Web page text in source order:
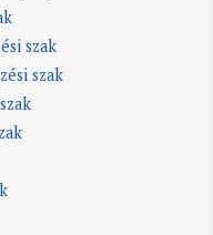
szak
szak